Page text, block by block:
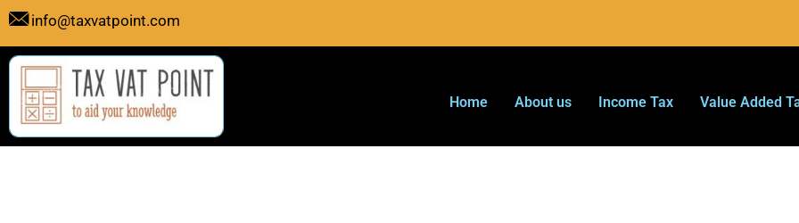
Skip
content
info@taxvatpoint.com
Home About us Income Tax Value Added